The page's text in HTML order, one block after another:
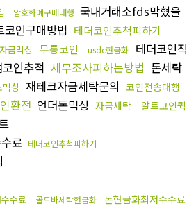
암호화폐구매대행 국내거래소fds막혔을
코인구매방법 테더코인추척피하기
자금믹싱 무통코인 usdc현금화
테더코인직
인추적 세무조사피하는방법 돈세탁
싱 재테크자금세탁문의 코인전송대행
환전 언더돈믹싱 자금세탁
알트코인퀵
료 테더코인추척피하기
수료 골드바세탁현금화
돈현금화최저수수료